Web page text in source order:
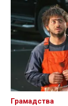
Грамадства